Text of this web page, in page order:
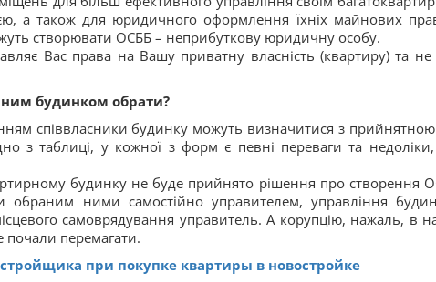
а також для юридичного оформлення їхніх майнових
створювати ОСББ – неприбуткову юридичну особу.
Вас права на Вашу приватну власність (квартиру) та не
будинком обрати?
співвласники будинку можуть визначитися з
з таблиці, у кожної з форм є певні переваги та
будинку не буде прийнято рішення про створення
обраним ними самостійно управителем, управління
самоврядування управитель. А корупцію, нажаль, в
почали перемагати.
при покупке квартиры в новостройке